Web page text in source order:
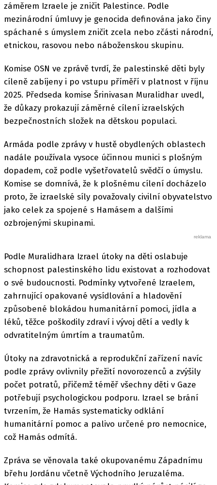
záměrem Izraele je zničit Palestince. Podle
mezinárodní úmluvy je genocida definována jako činy
spáchané s úmyslem zničit zcela nebo zčásti národní,
etnickou, rasovou nebo náboženskou skupinu.
Komise OSN ve zprávě tvrdí, že palestinské děti byly
cíleně zabíjeny i po vstupu příměří v platnost v říjnu
2025. Předseda komise Šrinivasan Muralidhar uvedl,
že důkazy prokazují záměrné cílení izraelských
bezpečnostních složek na dětskou populaci.
Armáda podle zprávy v hustě obydlených oblastech
nadále používala vysoce účinnou munici s plošným
dopadem, což podle vyšetřovatelů svědčí o úmyslu.
Komise se domnívá, že k plošnému cílení docházelo
proto, že izraelské síly považovaly civilní obyvatelstvo
jako celek za spojené s Hamásem a dalšími
ozbrojenými skupinami.
Podle Muralidhara Izrael útoky na děti oslabuje
schopnost palestinského lidu existovat a rozhodovat
o své budoucnosti. Podmínky vytvořené Izraelem,
zahrnující opakované vysídlování a hladovění
způsobené blokádou humanitární pomoci, jídla a
léků, těžce poškodily zdraví i vývoj dětí a vedly k
odvratitelným úmrtím a traumatům.
Útoky na zdravotnická a reprodukční zařízení navíc
podle zprávy ovlivnily přežití novorozenců a zvýšily
počet potratů, přičemž téměř všechny děti v Gaze
potřebují psychologickou podporu. Izrael se brání
tvrzením, že Hamás systematicky odklání
humanitární pomoc a palivo určené pro nemocnice,
což Hamás odmítá.
Zpráva se věnovala také okupovanému Západnímu
břehu Jordánu včetně Východního Jeruzaléma.